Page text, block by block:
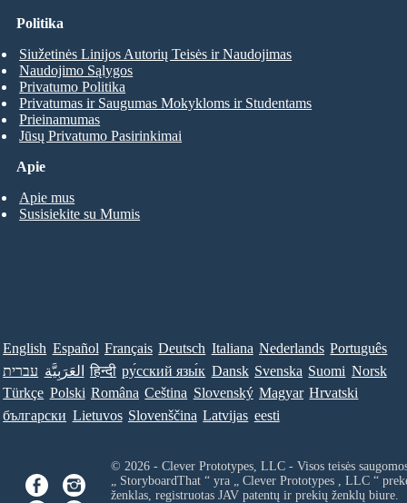
Apie
Apie mus
Susisiekite su Mumis
Politika
Siužetinės Linijos Autorių Teisės ir Naudojimas
Naudojimo Sąlygos
Privatumo Politika
Privatumas ir Saugumas Mokykloms ir Studentams
Prieinamumas
Jūsų Privatumo Pasirinkimai
English Español Français Deutsch Italiana Nederlands Português
עברית العَرَبِيَّة हिन्दी ру́сский язы́к Dansk Svenska Suomi Norsk
Türkçe Polski Româna Ceština Slovenský Magyar Hrvatski
български Lietuvos Slovenščina Latvijas eesti
© 2026 - Clever Prototypes, LLC - Visos teisės
„ StoryboardThat “ yra „ Clever Prototypes , LLC“
ženklas, registruotas JAV patentų ir prekių ženklų biure.